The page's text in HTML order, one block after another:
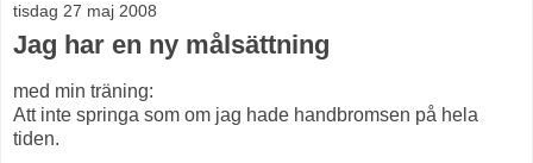
tisdag 27 maj 2008
Jag har en ny målsättning
med min träning:
Att inte springa som om jag hade handbromsen på hela
tiden.